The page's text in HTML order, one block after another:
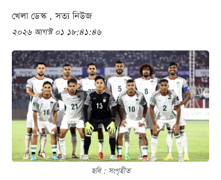
খেলা ডেস্ক . সত্য নিউজ
২০২৬ আগস্ট ০১ ১৮:৪১:৪৬
ছবি : সংগৃহীত